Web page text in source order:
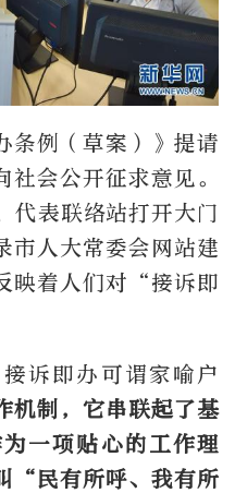
条例（草案）》提请
会公开征求意见。
表联络站打开大门
市人大常委会网站建
映着人们对“接诉即
诉即办可谓家喻户
机制，它串联起了基
一项贴心的工作理
“民有所呼、我有所